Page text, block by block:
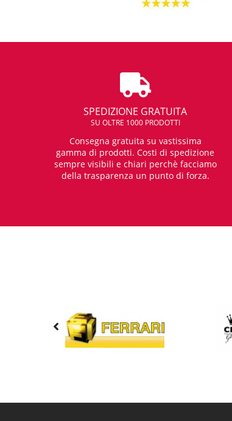
SPEDIZIONE GRATUITA
SU OLTRE 1000 PRODOTTI
Consegna gratuita su vastissima
gamma di prodotti. Costi di spedizione
sempre visibili e chiari perchè facciamo
della trasparenza un punto di forza.